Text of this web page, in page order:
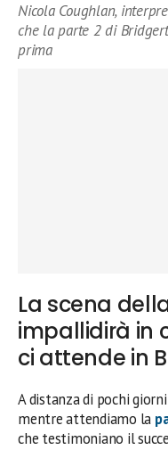
Nicola Coughlan,
che la parte 2 di
prima
La scena
impallidirà in
ci attende in
A distanza di pochi
mentre attendiamo la
che testimoniano il